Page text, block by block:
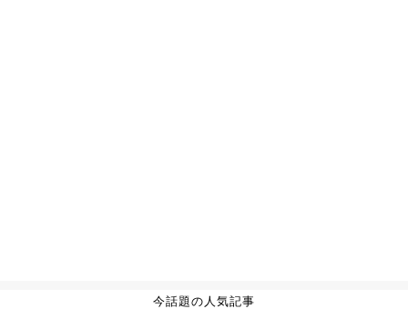
今話題の人気記事